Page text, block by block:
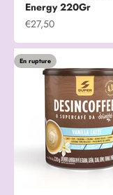
Energy 220Gr
Prix de vente
€27,50
En rupture